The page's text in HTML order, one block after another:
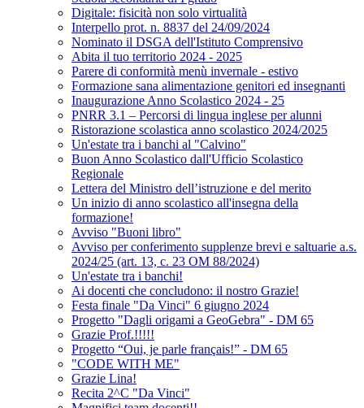
Digitale: fisicità non solo virtualità
Interpello prot. n. 8837 del 24/09/2024
Nominato il DSGA dell'Istituto Comprensivo
Abita il tuo territorio 2024 - 2025
Parere di conformità menù invernale - estivo
Formazione sana alimentazione genitori ed insegnanti
Inaugurazione Anno Scolastico 2024 - 25
PNRR 3.1 – Percorsi di lingua inglese per alunni
Ristorazione scolastica anno scolastico 2024/2025
Un'estate tra i banchi al "Calvino"
Buon Anno Scolastico dall'Ufficio Scolastico
Regionale
Lettera del Ministro dell’istruzione e del merito
Un inizio di anno scolastico all'insegna della
formazione!
Avviso "Buoni libro"
Avviso per conferimento supplenze brevi e saltuarie a.s.
2024/25 (art. 13, c. 23 OM 88/2024)
Un'estate tra i banchi!
Ai docenti che concludono: il nostro Grazie!
Festa finale "Da Vinci" 6 giugno 2024
Progetto "Dagli origami a GeoGebra" - DM 65
Grazie Prof.!!!!!
Progetto “Oui, je parle français!” - DM 65
"CODE WITH ME"
Grazie Lina!
Recita 2^C "Da Vinci"